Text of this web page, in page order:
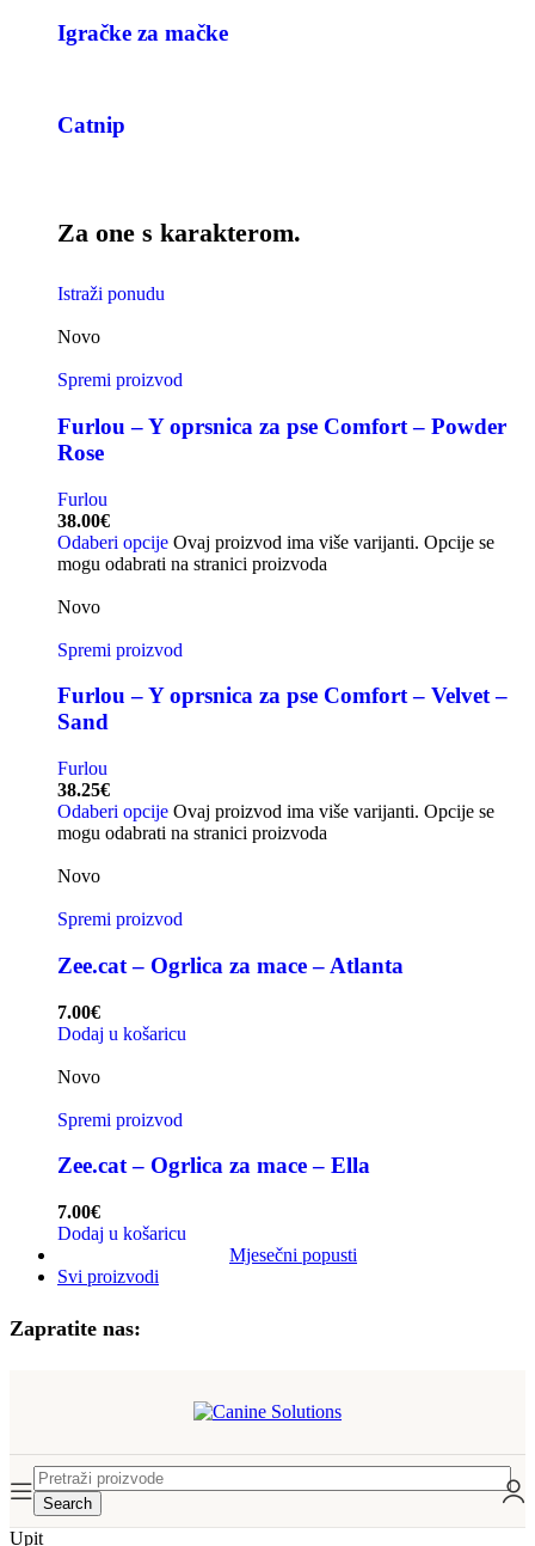
Igračke za mačke
Catnip
Za one s karakterom.
Istraži ponudu
Novo
Spremi proizvod
Furlou – Y oprsnica za pse Comfort – Powder
Rose
Furlou
38.00€
Odaberi opcije Ovaj proizvod ima više varijanti. Opcije se
mogu odabrati na stranici proizvoda
Novo
Spremi proizvod
Furlou – Y oprsnica za pse Comfort – Velvet –
Sand
Furlou
38.25€
Odaberi opcije Ovaj proizvod ima više varijanti. Opcije se
mogu odabrati na stranici proizvoda
Novo
Spremi proizvod
Zee.cat – Ogrlica za mace – Atlanta
7.00€
Dodaj u košaricu
Novo
Spremi proizvod
Zee.cat – Ogrlica za mace – Ella
7.00€
Dodaj u košaricu
Mjesečni popusti
Svi proizvodi
Zapratite nas:
Search
Upit